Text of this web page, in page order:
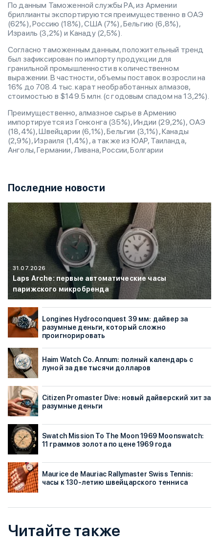
По данным Таможенной службы РА, из Армении
бриллианты экспортируются преимущественно в ОАЭ
(62%), Россию (18%), США (7%), Бельгию (6,8%),
Израиль (3,2%) и Канаду (2,5%).
Согласно таможенным данным, положительный тренд
был зафиксирован по импорту продукции для
гранильной промышленности в количественном
выражении. В частности, объемы поставок возросли на
16% до 708.4 тыс. карат необработанных алмазов,
стоимостью в $149.5 млн. (с годовым спадом на 13,2%).
Преимущественно, алмазное сырье в Армению
импортируется из Гонконга (35%), Индии (29,2%), ОАЭ
(18,4%), Швейцарии (6,1%), Бельгии (3,1%), Канады
(2,9%), Израиля (1,4%), а также из ЮАР, Таиланда,
Анголы, Германии, Ливана, России, Болгарии
Последние новости
31.07.2026
Laps Arche: первые автоматические часы
парижского микробренда
Longines Hydroconquest 39 мм: дайвер за
разумные деньги, который сложно
проигнорировать
Haim Watch Co. Annum: полный календарь с
луной за две тысячи долларов
Citizen Promaster Dive: новый дайверский хит за
разумные деньги
Swatch Mission To The Moon 1969 Moonswatch:
11 граммов золота по цене 1969 года
Maurice de Mauriac Rallymaster Swiss Tennis:
часы к 130-летию швейцарского тенниса
Читайте также